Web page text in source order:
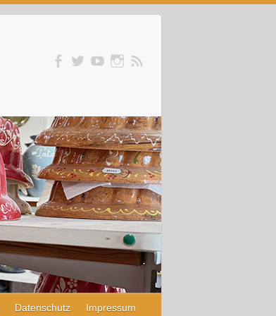
Datenschutz Impressum